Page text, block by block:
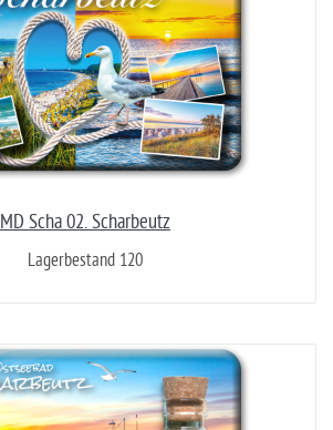
MD Scha 02. Scharbeutz
Lagerbestand 120